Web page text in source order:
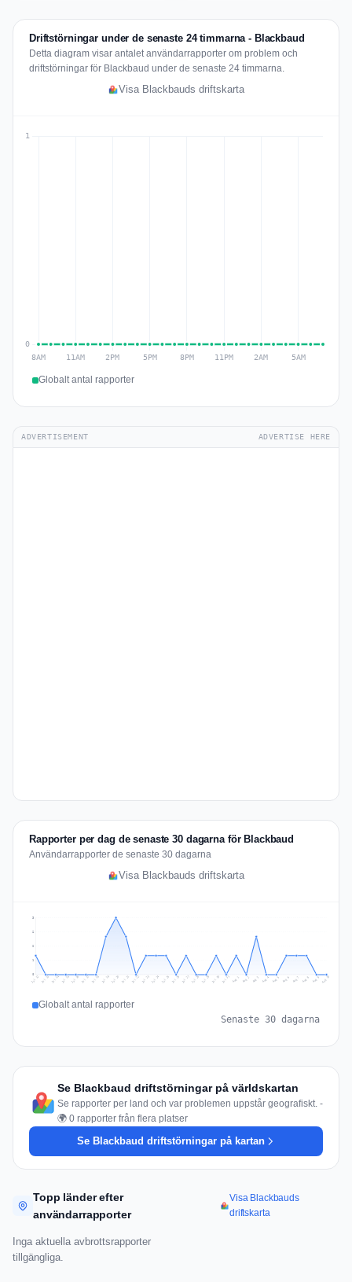
Driftstörningar under de senaste 24 timmarna - Blackbaud
Detta diagram visar antalet användarrapporter om problem och
driftstörningar för Blackbaud under de senaste 24 timmarna.
Visa Blackbauds driftskarta
Globalt antal rapporter
ADVERTISEMENT ADVERTISE HERE
Rapporter per dag de senaste 30 dagarna för Blackbaud
Användarrapporter de senaste 30 dagarna
Visa Blackbauds driftskarta
1
2
2
3
Jul 12 Jul 13 Jul 14 Jul 15 Jul 16 Jul 17 Jul 18 Jul 19 Jul 20 Jul 21 Jul 22 Jul 23 Jul 24 Jul 25 Jul 26 Jul 27 Jul 28 Jul 29 Jul 30 Jul 31 Aug 1 Aug 2 Aug 3 Aug 4 Aug 5 Aug 6 Aug 7 Aug 8 Aug 9 Aug 10
Globalt antal rapporter
Senaste 30 dagarna
Se Blackbaud driftstörningar på världskartan
Se rapporter per land och var problemen uppstår geografiskt. -
🌍 0 rapporter från flera platser
Se Blackbaud driftstörningar på kartan
Topp länder efter
användarrapporter
Visa Blackbauds
driftskarta
Inga aktuella avbrottsrapporter
tillgängliga.